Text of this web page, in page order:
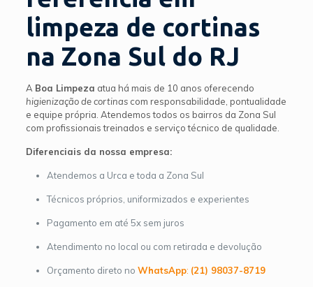
limpeza de cortinas
na Zona Sul do RJ
A Boa Limpeza atua há mais de 10 anos oferecendo
higienização de cortinascom responsabilidade, pontualidade
e equipe própria. Atendemos todos os bairros da Zona Sul
com profissionais treinados e serviço técnico de qualidade.
Diferenciais da nossa empresa:
Atendemos a Urca e toda a Zona Sul
Técnicos próprios, uniformizados e experientes
Pagamento em até 5x sem juros
Atendimento no local ou com retirada e devolução
Orçamento direto no WhatsApp: (21) 98037-8719